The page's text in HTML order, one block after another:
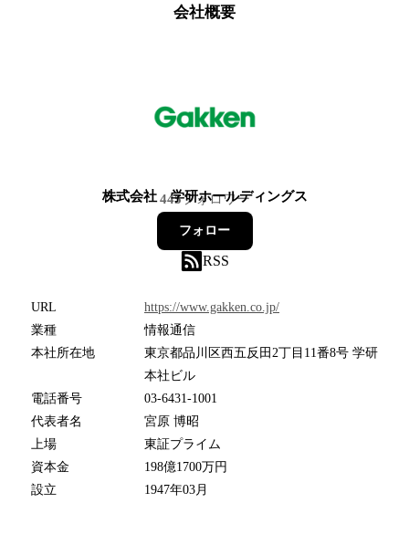
会社概要
株式会社 学研ホールディングス
445フォロワー
フォロー
RSS
URL
https://www.gakken.co.jp/
業種
情報通信
本社所在地
東京都品川区西五反田2丁目11番8号 学研
本社ビル
電話番号
03-6431-1001
代表者名
宮原 博昭
上場
東証プライム
資本金
198億1700万円
設立
1947年03月